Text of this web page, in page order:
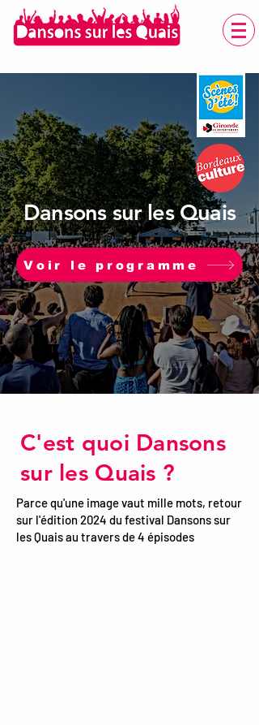
Dansons sur les Quais
Voir le programme
C'est quoi Dansons
sur les Quais ?
Parce qu'une image vaut mille mots, retour
sur l'édition 2024 du festival Dansons sur
les Quais au travers de 4 épisodes